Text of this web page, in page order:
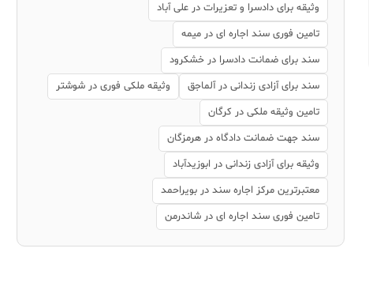
وثیقه برای دادسرا و تعزیرات در علی آباد
تامین فوری سند اجاره ای در میمه
سند برای ضمانت دادسرا در خشکرود
سند برای آزادی زندانی در آلماجق
وثیقه ملکی فوری در شوشتر
تامین وثیقه ملکی در کرگان
سند جهت ضمانت دادگاه در هرمزگان
وثیقه برای آزادی زندانی در ابوزیدآباد
معتبرترین مرکز اجاره سند در بویراحمد
تامین فوری سند اجاره ای در شاندرمن